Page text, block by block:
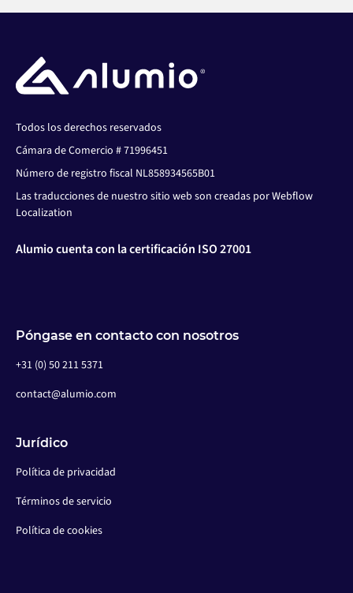
Todos los derechos reservados
Cámara de Comercio # 71996451
Número de registro fiscal NL858934565B01
Las traducciones de nuestro sitio web son creadas por Webflow
Localization
Alumio cuenta con la certificación ISO 27001
Póngase en contacto con nosotros
+31 (0) 50 211 5371
contact@alumio.com
Jurídico
Política de privacidad
Términos de servicio
Política de cookies